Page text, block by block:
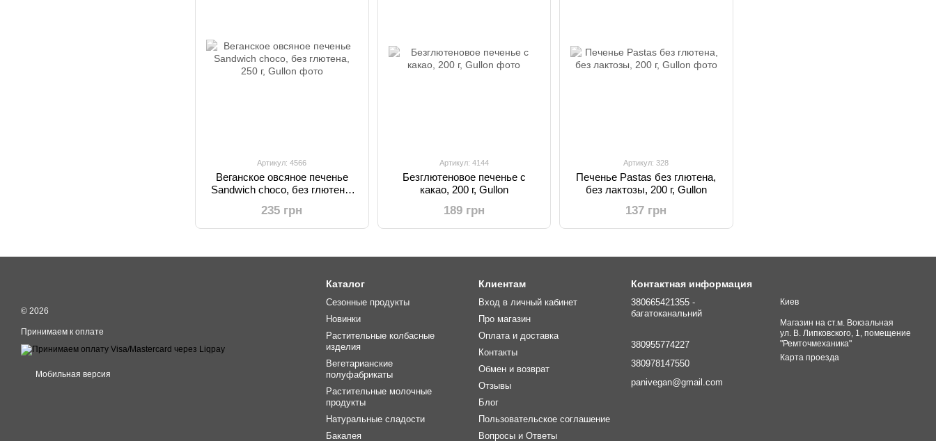
Артикул: 4566
Веганское овсяное печенье
Sandwich choco, без глютена,
235 грн
Артикул: 4144
Безглютеновое печенье с
какао, 200 г, Gullon
189 грн
Артикул: 328
Печенье Pastas без глютена,
без лактозы, 200 г, Gullon
137 грн
© 2026
Принимаем к оплате
Мобильная версия
Каталог
Сезонные продукты
Новинки
Растительные колбасные
изделия
Вегетарианские
полуфабрикаты
Растительные молочные
продукты
Натуральные сладости
Бакалея
Клиентам
Вход в личный кабинет
Про магазин
Оплата и доставка
Контакты
Обмен и возврат
Отзывы
Блог
Пользовательское соглашение
Вопросы и Ответы
Контактная информация
380665421355 -
багатоканальний
380955774227
380978147550
panivegan@gmail.com
Киев
Магазин на ст.м. Вокзальная
ул. В. Липковского, 1, помещение
"Ремточмеханика"
Карта проезда